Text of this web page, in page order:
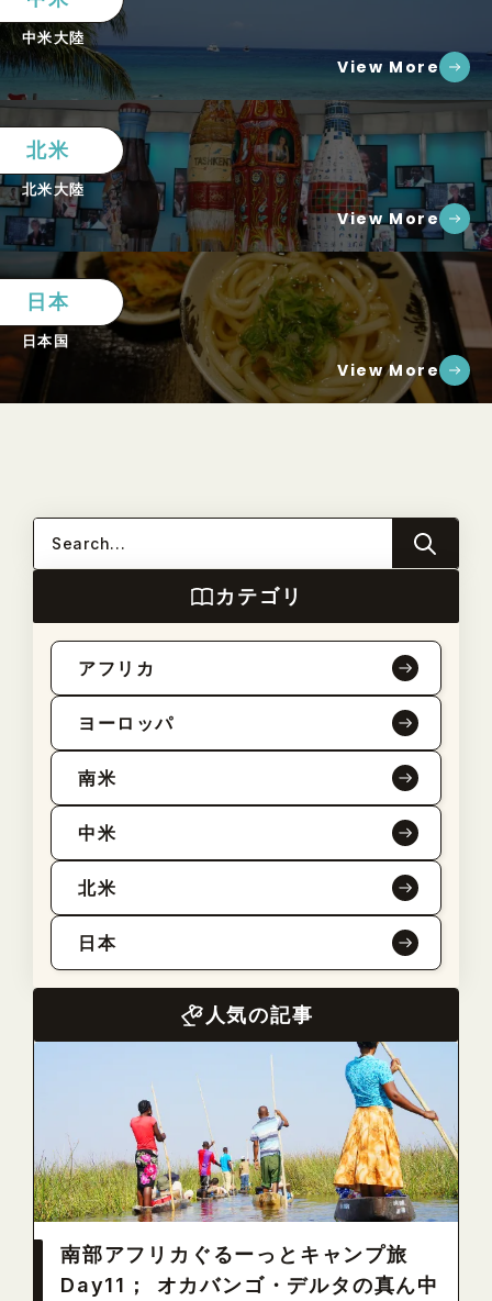
中米大陸
View More
北米
北米大陸
View More
日本
日本国
View More
カテゴリ
アフリカ
ヨーロッパ
南米
中米
北米
日本
人気の記事
南部アフリカぐるーっとキャンプ旅
Day11； オカバンゴ・デルタの真ん中